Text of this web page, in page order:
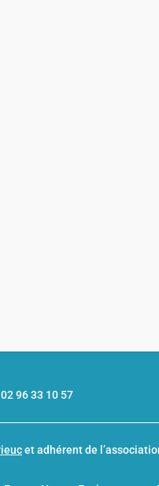
96 33 10 57
et adhérent de